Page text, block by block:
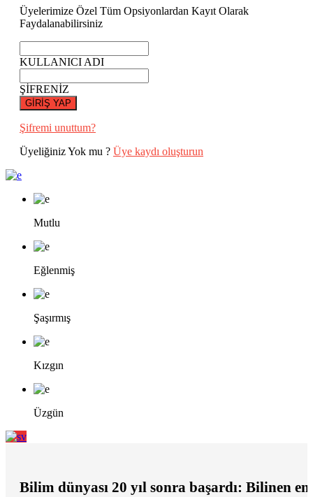
Üyelerimize Özel Tüm Opsiyonlardan Kayıt Olarak
Faydalanabilirsiniz
KULLANICI ADI
ŞİFRENİZ
GİRİŞ YAP
Şifremi unuttum?
Üyeliğiniz Yok mu ? Üye kaydı oluşturun
Mutlu
Eğlenmiş
Şaşırmış
Kızgın
Üzgün
Bilim dünyası 20 yıl sonra başardı: Bilinen en